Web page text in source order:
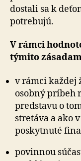
dostali sa k
potrebujú.
V rámci
týmito
v rámci každej
osobný príbeh
predstavu o
stretáva a ako
poskytnuté
povinnou